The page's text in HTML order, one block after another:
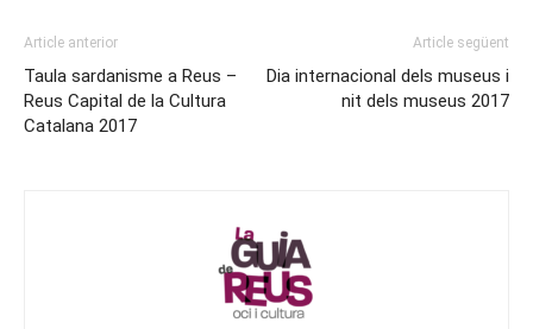
Article anterior
Taula sardanisme a Reus –
Reus Capital de la Cultura
Catalana 2017
Article següent
Dia internacional dels museus i
nit dels museus 2017